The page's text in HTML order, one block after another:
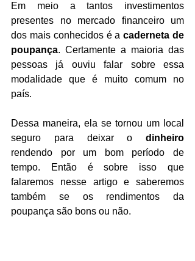
Em meio a tantos investimentos
presentes no mercado financeiro um
dos mais conhecidos é a caderneta de
poupança. Certamente a maioria das
pessoas já ouviu falar sobre essa
modalidade que é muito comum no
país.
Dessa maneira, ela se tornou um local
seguro para deixar o dinheiro
rendendo por um bom período de
tempo. Então é sobre isso que
falaremos nesse artigo e saberemos
também se os rendimentos da
poupança são bons ou não.